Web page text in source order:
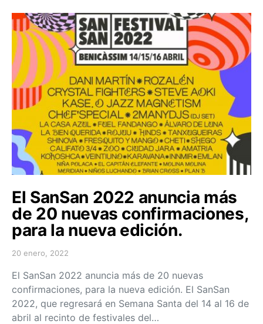
El SanSan 2022 anuncia más
de 20 nuevas confirmaciones,
para la nueva edición.
Posted on
20 enero, 2022
El SanSan 2022 anuncia más de 20 nuevas
confirmaciones, para la nueva edición. El SanSan
2022, que regresará en Semana Santa del 14 al 16 de
abril al recinto de festivales del…